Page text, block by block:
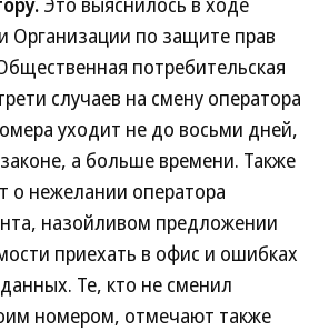
по защите прав
потребительская
случаев на смену оператора
уходит не до восьми дней,
а больше времени. Также
о нежелании оператора
назойливом предложении
приехать в офис и ошибках
Те, кто не сменил
номером, отмечают также